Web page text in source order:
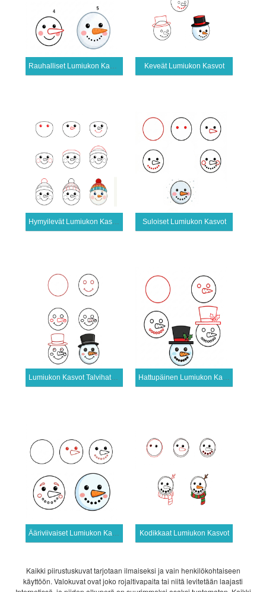
Rauhalliset Lumiukon Kasvot Keveät Lumiukon Kasvot
Hymyilevät Lumiukon Kasvot Suloiset Lumiukon Kasvot
Lumiukon Kasvot Talvihatussa Hattupäinen Lumiukon Kasvot
Ääriviivaiset Lumiukon Kasvot Kodikkaat Lumiukon Kasvot
Kaikki piirustuskuvat tarjotaan ilmaiseksi ja vain henkilökohtaiseen
käyttöön. Valokuvat ovat joko rojaltivapaita tai niitä levitetään laajasti